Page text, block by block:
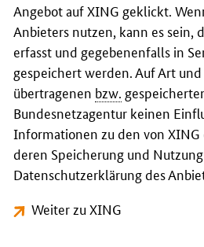
Angebot auf XING geklickt.
Anbieters nutzen, kann es sein,
erfasst und gegebenenfalls in
gespeichert werden. Auf Art
übertragenen bzw.
Bundesnetzagentur keinen
Informationen zu den von XING
deren Speicherung und
Datenschutzerklärung des
Weiter zu XING